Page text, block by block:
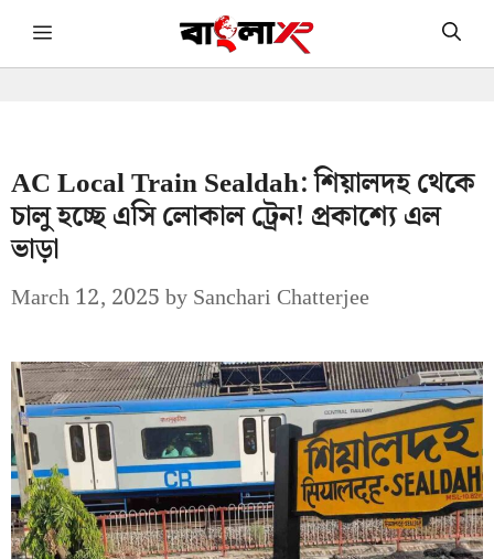
Skip Menu
AC Local Train Sealdah: শিয়ালদহ থেকে
চালু হচ্ছে এসি লোকাল ট্রেন! প্রকাশ্যে এল
ভাড়া
March 12, 2025bySanchari Chatterjee